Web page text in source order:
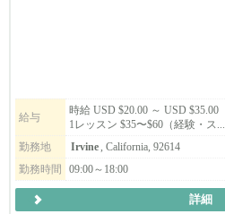
給与
時給 USD $20.00 ～ USD $35.00
1レッスン $35〜$60（経験・ス...
勤務地
Irvine, California, 92614
勤務時間
09:00～18:00
詳細